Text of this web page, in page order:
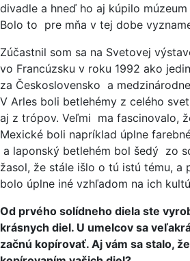
divadle a hneď ho aj kúpilo
Bolo to pre mňa v tej dobe
Zúčastnil som sa na Svetovej
vo Francúzsku v roku 1992 ako
za Československo a
V Arles boli betlehémy z celého
aj z trópov. Veľmi ma fascinovalo,
Mexické boli napríklad úplne
a laponský betlehém bol šedý zo
žasol, že stále išlo o tú istú tému, a
bolo úplne iné vzhľadom na ich
Od prvého solídneho diela ste
krásnych diel. U umelcov sa
začnú kopírovať. Aj vám sa stalo,